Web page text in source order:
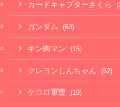
カードキャプターさくら
ガンダム (63)
キン肉マン (15)
クレヨンしんちゃん (62)
ケロロ軍曹 (19)